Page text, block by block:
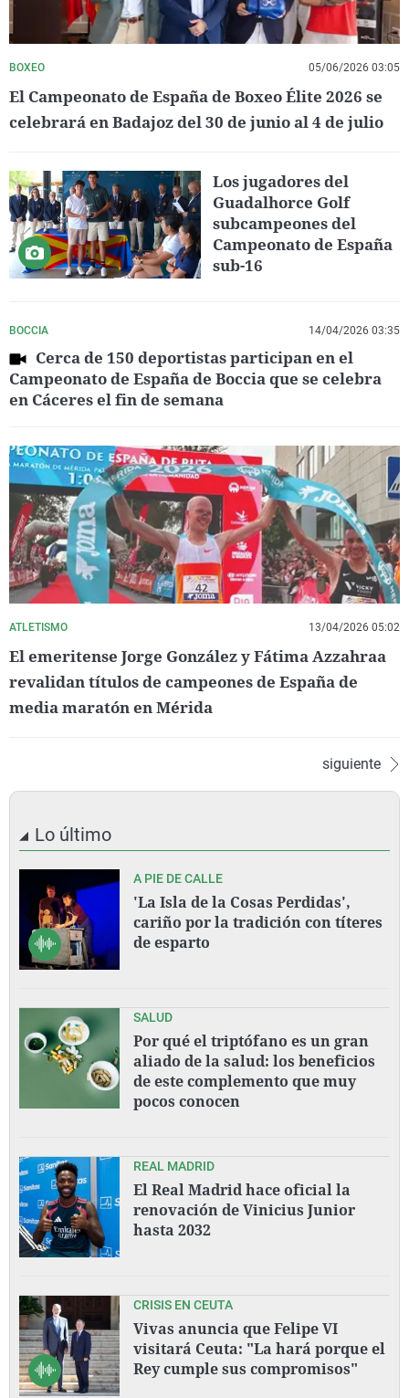
BOXEO 05/06/2026 03:05
El Campeonato de España de Boxeo Élite 2026 se
celebrará en Badajoz del 30 de junio al 4 de julio
Los jugadores del
Guadalhorce Golf
subcampeones del
Campeonato de España
sub-16
BOCCIA 14/04/2026 03:35
Cerca de 150 deportistas participan en el
Campeonato de España de Boccia que se celebra
en Cáceres el fin de semana
ATLETISMO 13/04/2026 05:02
El emeritense Jorge González y Fátima Azzahraa
revalidan títulos de campeones de España de
media maratón en Mérida
siguiente
Lo último
A PIE DE CALLE
'La Isla de la Cosas Perdidas',
cariño por la tradición con títeres
de esparto
SALUD
Por qué el triptófano es un gran
aliado de la salud: los beneficios
de este complemento que muy
pocos conocen
REAL MADRID
El Real Madrid hace oficial la
renovación de Vinicius Junior
hasta 2032
CRISIS EN CEUTA
Vivas anuncia que Felipe VI
visitará Ceuta: "La hará porque el
Rey cumple sus compromisos"